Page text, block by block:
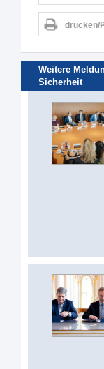
drucken/
Weitere
Sicherheit